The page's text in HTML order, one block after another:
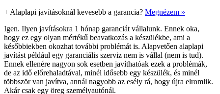
+ Alaplapi javításoknál kevesebb a garancia? Megnézem »
Igen. Ilyen javításokra 1 hónap garanciát vállalunk. Ennek oka,
hogy ez egy olyan mértékű beavatkozás a készülékbe, ami a
későbbiekben okozhat további problémát is. Alapvetően alaplapi
javítást például egy garanciális szerviz nem is vállal (nem is tud).
Ennek ellenére nagyon sok esetben javíthatóak ezek a problémák,
de az idő előrehaladtával, minél idősebb egy készülék, és minél
többször van javítva, annál nagyobb az esély rá, hogy újra elromlik.
Akár csak egy öreg személyautónál.